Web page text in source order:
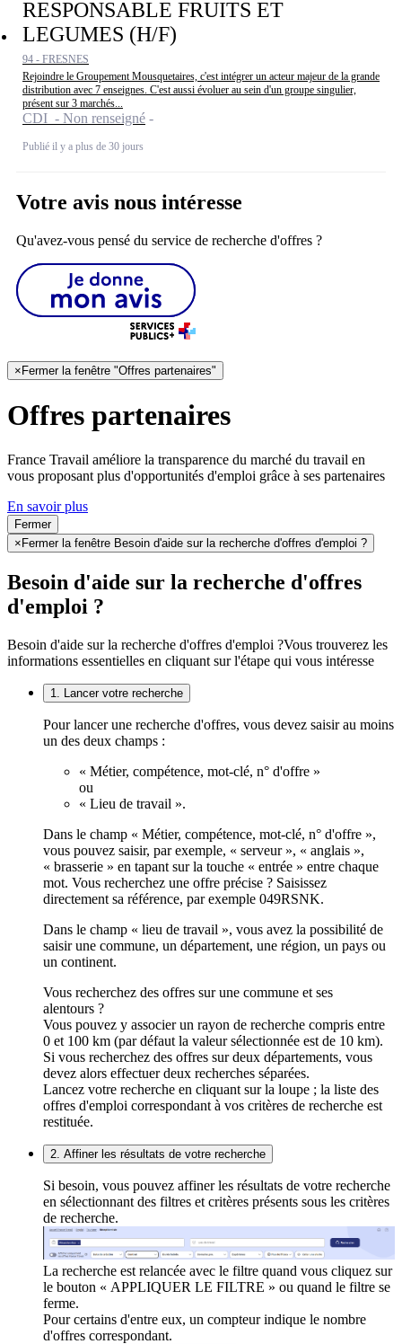
RESPONSABLE FRUITS ET
LEGUMES (H/F)
94 - FRESNES
Rejoindre le Groupement Mousquetaires, c'est intégrer un acteur majeur de la grande
distribution avec 7 enseignes. C'est aussi évoluer au sein d'un groupe singulier,
présent sur 3 marchés...
CDI - Non renseigné
Publié il y a plus de 30 jours
Votre avis nous intéresse
Qu'avez-vous pensé du service de recherche d'offres ?
× Fermer la fenêtre "Offres partenaires"
Offres partenaires
France Travail améliore la transparence du marché du travail en
vous proposant plus d'opportunités d'emploi grâce à ses partenaires
En savoir plus
Fermer
×Fermer la fenêtre Besoin d'aide sur la recherche d'offres d'emploi ?
Besoin d'aide sur la recherche d'offres
d'emploi ?
Besoin d'aide sur la recherche d'offres d'emploi ?Vous trouverez les
informations essentielles en cliquant sur l'étape qui vous intéresse
1. Lancer votre recherche
Pour lancer une recherche d'offres, vous devez saisir au moins
un des deux champs :
« Métier, compétence, mot-clé, n° d'offre »
ou
« Lieu de travail ».
Dans le champ « Métier, compétence, mot-clé, n° d'offre »,
vous pouvez saisir, par exemple, « serveur », « anglais »,
« brasserie » en tapant sur la touche « entrée » entre chaque
mot. Vous recherchez une offre précise ? Saisissez
directement sa référence, par exemple 049RSNK.
Dans le champ « lieu de travail », vous avez la possibilité de
saisir une commune, un département, une région, un pays ou
un continent.
Vous recherchez des offres sur une commune et ses
alentours ?
Vous pouvez y associer un rayon de recherche compris entre
0 et 100 km (par défaut la valeur sélectionnée est de 10 km).
Si vous recherchez des offres sur deux départements, vous
devez alors effectuer deux recherches séparées.
Lancez votre recherche en cliquant sur la loupe ; la liste des
offres d'emploi correspondant à vos critères de recherche est
restituée.
2. Affiner les résultats de votre recherche
Si besoin, vous pouvez affiner les résultats de votre recherche
en sélectionnant des filtres et critères présents sous les critères
de recherche.
La recherche est relancée avec le filtre quand vous cliquez sur
le bouton « APPLIQUER LE FILTRE » ou quand le filtre se
ferme.
Pour certains d'entre eux, un compteur indique le nombre
d'offres correspondant.